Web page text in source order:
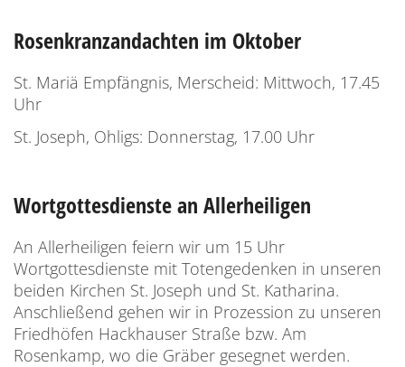
Rosenkranzandachten im Oktober
St. Mariä Empfängnis, Merscheid: Mittwoch, 17.45
Uhr
St. Joseph, Ohligs: Donnerstag, 17.00 Uhr
Wortgottesdienste an Allerheiligen
An Allerheiligen feiern wir um 15 Uhr
Wortgottesdienste mit Totengedenken in unseren
beiden Kirchen St. Joseph und St. Katharina.
Anschließend gehen wir in Prozession zu unseren
Friedhöfen Hackhauser Straße bzw. Am
Rosenkamp, wo die Gräber gesegnet werden.